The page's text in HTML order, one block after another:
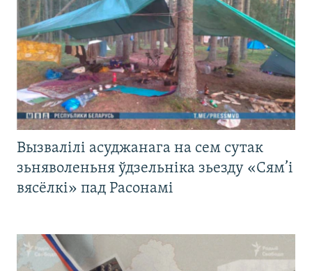
Вызвалілі асуджанага на сем сутак
зьняволеньня ўдзельніка зьезду «Сям’і
вясёлкі» пад Расонамі